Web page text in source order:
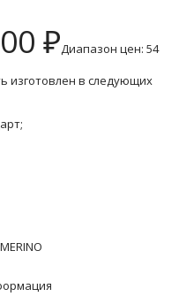
₽Диапазон цен: 54
изготовлен в следующих